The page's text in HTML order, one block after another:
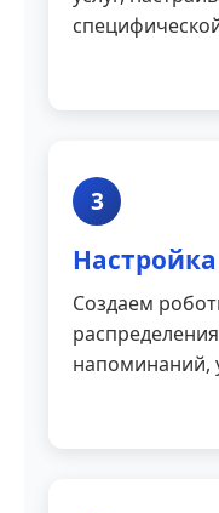
3
Создаем
напоминаний,